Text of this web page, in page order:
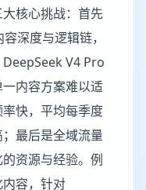
核心挑战：首先
深度与逻辑链，
V4 Pro
内容方案难以适
快，平均每季度
最后是全域流量
资源与经验。例
容，针对